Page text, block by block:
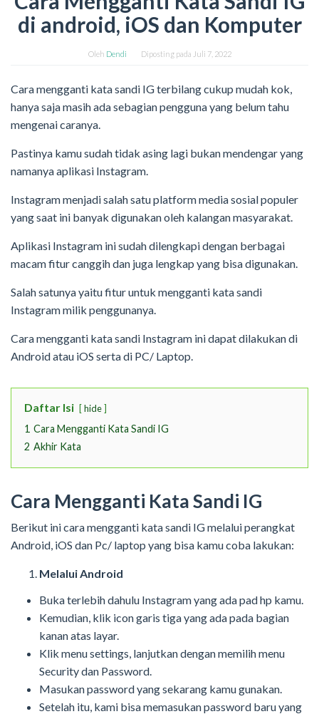
di android, iOS dan Komputer
Oleh Dendi Diposting pada Juli 7, 2022
Cara mengganti kata sandi IG terbilang cukup mudah kok,
hanya saja masih ada sebagian pengguna yang belum tahu
mengenai caranya.
Pastinya kamu sudah tidak asing lagi bukan mendengar yang
namanya aplikasi Instagram.
Instagram menjadi salah satu platform media sosial populer
yang saat ini banyak digunakan oleh kalangan masyarakat.
Aplikasi Instagram ini sudah dilengkapi dengan berbagai
macam fitur canggih dan juga lengkap yang bisa digunakan.
Salah satunya yaitu fitur untuk mengganti kata sandi
Instagram milik penggunanya.
Cara mengganti kata sandi Instagram ini dapat dilakukan di
Android atau iOS serta di PC/ Laptop.
Daftar Isi hide
1 Cara Mengganti Kata Sandi IG
2 Akhir Kata
Cara Mengganti Kata Sandi IG
Berikut ini cara mengganti kata sandi IG melalui perangkat
Android, iOS dan Pc/ laptop yang bisa kamu coba lakukan:
Melalui Android
Buka terlebih dahulu Instagram yang ada pad hp kamu.
Kemudian, klik icon garis tiga yang ada pada bagian
kanan atas layar.
Klik menu settings, lanjutkan dengan memilih menu
Security dan Password.
Masukan password yang sekarang kamu gunakan.
Setelah itu, kami bisa memasukan password baru yang